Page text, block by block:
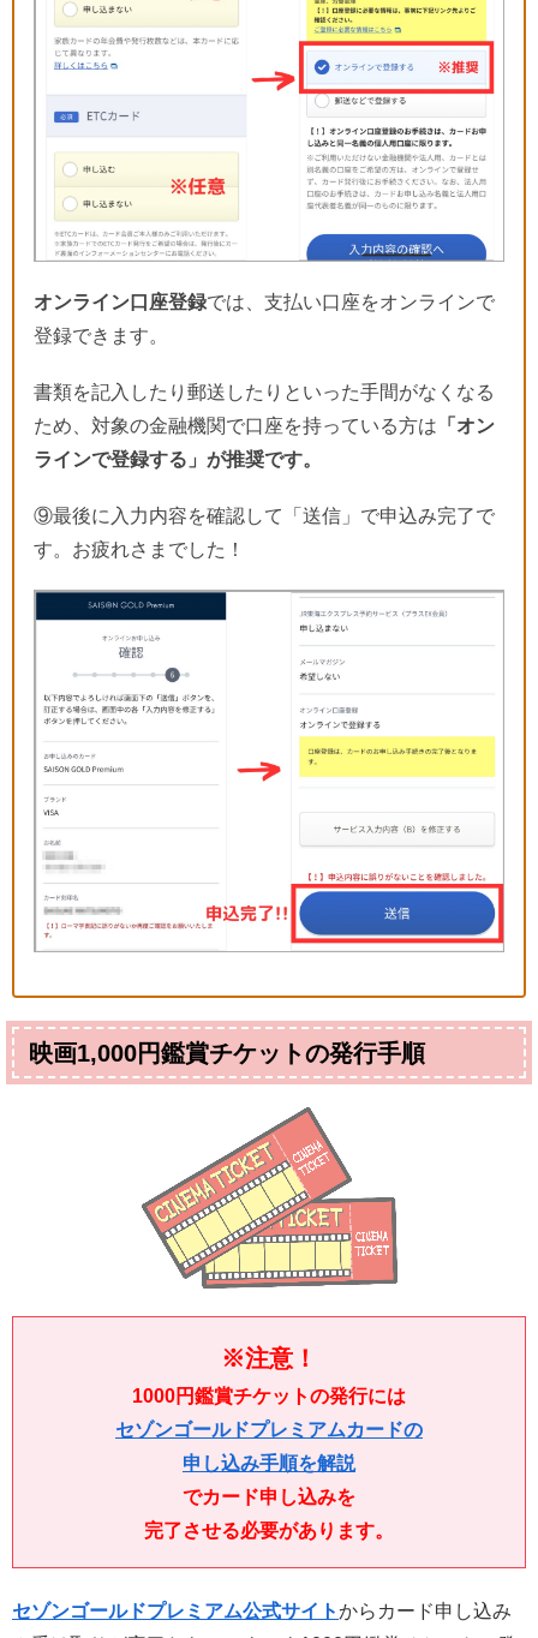
オンライン口座登録では、支払い口座をオンラインで
登録できます。
書類を記入したり郵送したりといった手間がなくなる
ため、対象の金融機関で口座を持っている方は 「オン
ラインで登録する」が推奨です。
⑨最後に入力内容を確認して「送信」で申込み完了で
す。お疲れさまでした！
映画1,000円鑑賞チケットの発行手順
※注意！
1000円鑑賞チケットの発行には
セゾンゴールドプレミアムカードの
申し込み手順を解説
でカード申し込みを
完了させる必要があります。
セゾンゴールドプレミアム公式サイトからカード申し込み